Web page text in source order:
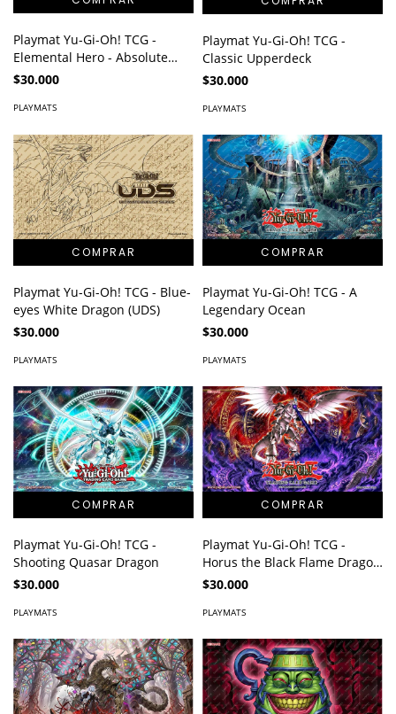
Playmat Yu-Gi-Oh! TCG -
Elemental Hero - Absolute
Zero
$30.000
PLAYMATS
Playmat Yu-Gi-Oh! TCG -
Classic Upperdeck
$30.000
PLAYMATS
Playmat Yu-Gi-Oh! TCG - Blue-
eyes White Dragon (UDS)
$30.000
PLAYMATS
Playmat Yu-Gi-Oh! TCG - A
Legendary Ocean
$30.000
PLAYMATS
Playmat Yu-Gi-Oh! TCG -
Shooting Quasar Dragon
$30.000
PLAYMATS
Playmat Yu-Gi-Oh! TCG -
Horus the Black Flame Dragon
LV8
$30.000
PLAYMATS